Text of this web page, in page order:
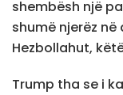
shembësh një
shumë njerëz
Hezbollahut,
Trump tha se i